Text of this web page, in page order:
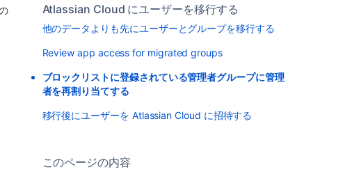
Atlassian Cloud にユーザーを移行する
他のデータよりも先にユーザーとグループを移行する
Review app access for migrated groups
ブロックリストに登録されている管理者グループに管理
者を再割り当てする
移行後にユーザーを Atlassian Cloud に招待する
このページの内容